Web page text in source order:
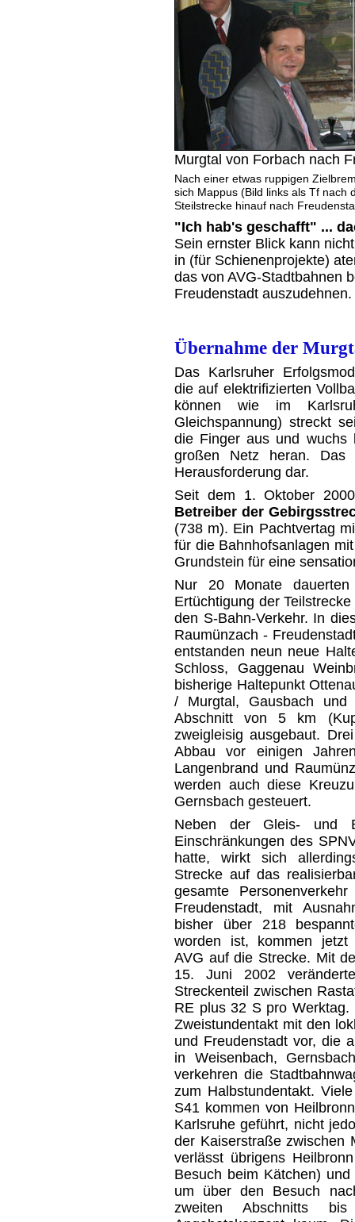
Murgtal von Forbach nach
Nach einer etwas ruppigen
sich Mappus (Bild links als Tf nach
Steilstrecke hinauf nach
"Ich hab's geschafft" ...
Sein ernster Blick kann
in (für Schienenprojekte)
das von AVG-Stadtbahnen
Freudenstadt auszudehnen.
Übernahme der
Das Karlsruher
die auf elektrifizierten
können wie im
Gleichspannung) streckt
die Finger aus und wuchs
großen Netz heran. Das
Herausforderung dar.
Seit dem 1. Oktober
Betreiber der
(738 m). Ein Pachtvertag
für die Bahnhofsanlagen
Grundstein für eine
Nur 20 Monate
Ertüchtigung der
den S-Bahn-Verkehr. In
Raumünzach -
entstanden neun neue
Schloss, Gaggenau
bisherige Haltepunkt
/ Murgtal, Gausbach und
Abschnitt von 5 km
zweigleisig ausgebaut.
Abbau vor einigen
Langenbrand und
werden auch diese
Gernsbach gesteuert.
Neben der Gleis- und
Einschränkungen des
hatte, wirkt sich
Strecke auf das
gesamte
Freudenstadt, mit
bisher über 218
worden ist, kommen jetzt
AVG auf die Strecke. Mit
15. Juni 2002
Streckenteil zwischen
RE plus 32 S pro
Zweistundentakt mit den
und Freudenstadt vor, die
in Weisenbach,
verkehren die
zum Halbstundentakt.
S41 kommen von
Karlsruhe geführt, nicht
der Kaiserstraße zwischen
verlässt übrigens
Besuch beim Kätchen)
um über den Besuch
zweiten Abschnitts